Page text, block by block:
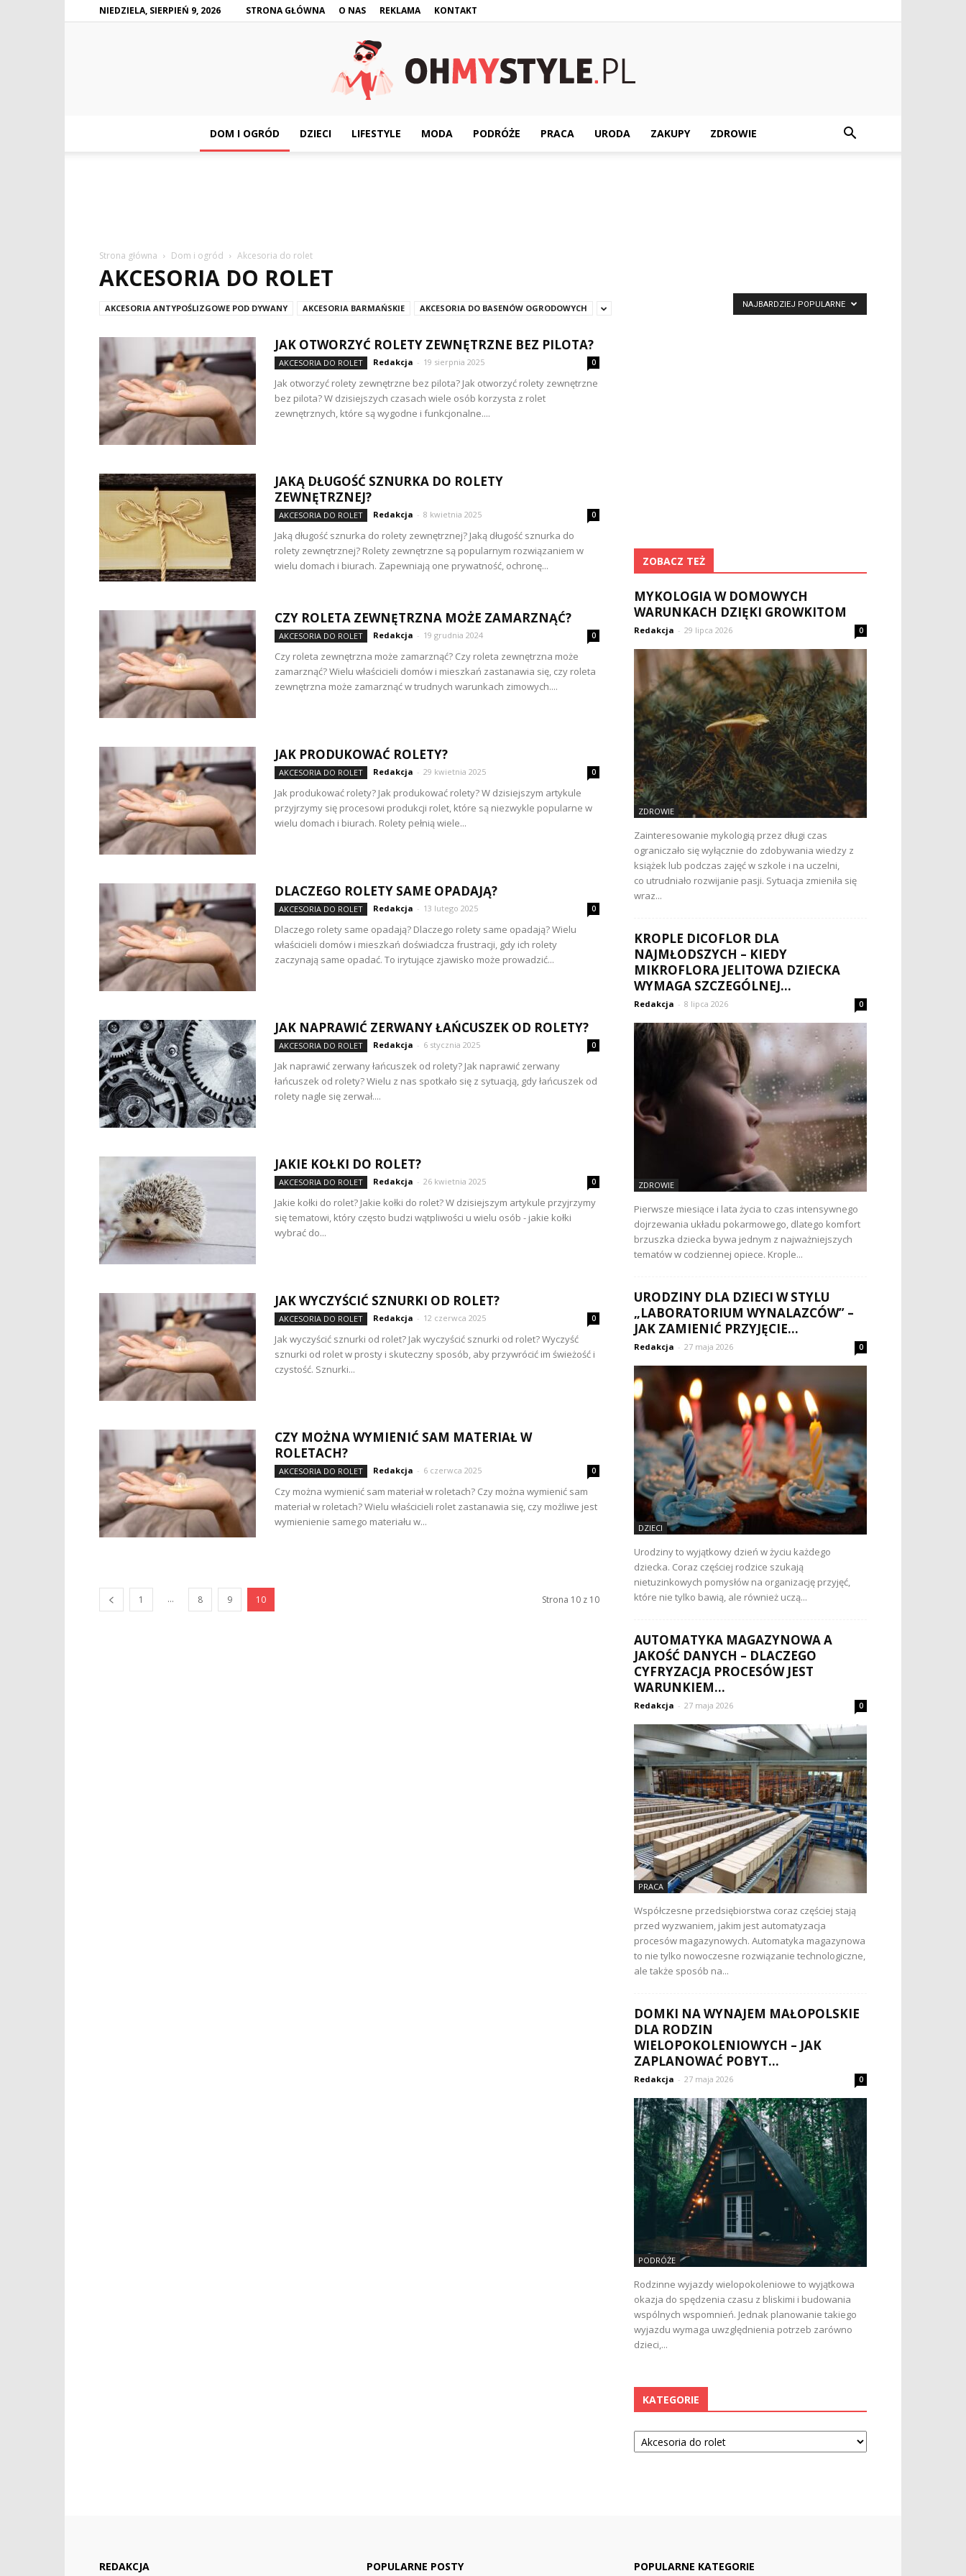
NIEDZIELA, SIERPIEŃ 9, 2026 STRONA GŁÓWNA O NAS REKLAMA KONTAKT
DOM I OGRÓD DZIECI LIFESTYLE MODA PODRÓŻE PRACA URODA ZAKUPY ZDROWIE
Strona główna Dom i ogród Akcesoria do rolet
AKCESORIA DO ROLET
AKCESORIA ANTYPOŚLIZGOWE POD DYWANY AKCESORIA BARMAŃSKIE AKCESORIA DO BASENÓW OGRODOWYCH NAJBARDZIEJ POPULARNE
JAK OTWORZYĆ ROLETY ZEWNĘTRZNE BEZ PILOTA?
AKCESORIA DO ROLET Redakcja - 19 sierpnia 2025 0
Jak otworzyć rolety zewnętrzne bez pilota? Jak otworzyć rolety zewnętrzne
bez pilota? W dzisiejszych czasach wiele osób korzysta z rolet
zewnętrznych, które są wygodne i funkcjonalne....
JAKĄ DŁUGOŚĆ SZNURKA DO ROLETY
ZEWNĘTRZNEJ?
AKCESORIA DO ROLET Redakcja - 8 kwietnia 2025 0
Jaką długość sznurka do rolety zewnętrznej? Jaką długość sznurka do
rolety zewnętrznej? Rolety zewnętrzne są popularnym rozwiązaniem w
wielu domach i biurach. Zapewniają one prywatność, ochronę...
CZY ROLETA ZEWNĘTRZNA MOŻE ZAMARZNĄĆ?
AKCESORIA DO ROLET Redakcja - 19 grudnia 2024 0
Czy roleta zewnętrzna może zamarznąć? Czy roleta zewnętrzna może
zamarznąć? Wielu właścicieli domów i mieszkań zastanawia się, czy roleta
zewnętrzna może zamarznąć w trudnych warunkach zimowych....
JAK PRODUKOWAĆ ROLETY?
AKCESORIA DO ROLET Redakcja - 29 kwietnia 2025 0
Jak produkować rolety? Jak produkować rolety? W dzisiejszym artykule
przyjrzymy się procesowi produkcji rolet, które są niezwykle popularne w
wielu domach i biurach. Rolety pełnią wiele...
DLACZEGO ROLETY SAME OPADAJĄ?
AKCESORIA DO ROLET Redakcja - 13 lutego 2025 0
Dlaczego rolety same opadają? Dlaczego rolety same opadają? Wielu
właścicieli domów i mieszkań doświadcza frustracji, gdy ich rolety
zaczynają same opadać. To irytujące zjawisko może prowadzić...
JAK NAPRAWIĆ ZERWANY ŁAŃCUSZEK OD ROLETY?
AKCESORIA DO ROLET Redakcja - 6 stycznia 2025 0
Jak naprawić zerwany łańcuszek od rolety? Jak naprawić zerwany
łańcuszek od rolety? Wielu z nas spotkało się z sytuacją, gdy łańcuszek od
rolety nagle się zerwał....
JAKIE KOŁKI DO ROLET?
AKCESORIA DO ROLET Redakcja - 26 kwietnia 2025 0
Jakie kołki do rolet? Jakie kołki do rolet? W dzisiejszym artykule przyjrzymy
się tematowi, który często budzi wątpliwości u wielu osób - jakie kołki
wybrać do...
JAK WYCZYŚCIĆ SZNURKI OD ROLET?
AKCESORIA DO ROLET Redakcja - 12 czerwca 2025 0
Jak wyczyścić sznurki od rolet? Jak wyczyścić sznurki od rolet? Wyczyść
sznurki od rolet w prosty i skuteczny sposób, aby przywrócić im świeżość i
czystość. Sznurki...
CZY MOŻNA WYMIENIĆ SAM MATERIAŁ W
ROLETACH?
AKCESORIA DO ROLET Redakcja - 6 czerwca 2025 0
Czy można wymienić sam materiał w roletach? Czy można wymienić sam
materiał w roletach? Wielu właścicieli rolet zastanawia się, czy możliwe jest
wymienienie samego materiału w...
1 ... 8 9 10 Strona 10 z 10
ZOBACZ TEŻ
MYKOLOGIA W DOMOWYCH
WARUNKACH DZIĘKI GROWKITOM
Redakcja - 29 lipca 2026 0
ZDROWIE
Zainteresowanie mykologią przez długi czas
ograniczało się wyłącznie do zdobywania wiedzy z
książek lub podczas zajęć w szkole i na uczelni,
co utrudniało rozwijanie pasji. Sytuacja zmieniła się
wraz...
KROPLE DICOFLOR DLA
NAJMŁODSZYCH – KIEDY
MIKROFLORA JELITOWA DZIECKA
WYMAGA SZCZEGÓLNEJ...
Redakcja - 8 lipca 2026 0
ZDROWIE
Pierwsze miesiące i lata życia to czas intensywnego
dojrzewania układu pokarmowego, dlatego komfort
brzuszka dziecka bywa jednym z najważniejszych
tematów w codziennej opiece. Krople...
URODZINY DLA DZIECI W STYLU
„LABORATORIUM WYNALAZCÓW” –
JAK ZAMIENIĆ PRZYJĘCIE...
Redakcja - 27 maja 2026 0
DZIECI
Urodziny to wyjątkowy dzień w życiu każdego
dziecka. Coraz częściej rodzice szukają
nietuzinkowych pomysłów na organizację przyjęć,
które nie tylko bawią, ale również uczą...
AUTOMATYKA MAGAZYNOWA A
JAKOŚĆ DANYCH – DLACZEGO
CYFRYZACJA PROCESÓW JEST
WARUNKIEM...
Redakcja - 27 maja 2026 0
PRACA
Współczesne przedsiębiorstwa coraz częściej stają
przed wyzwaniem, jakim jest automatyzacja
procesów magazynowych. Automatyka magazynowa
to nie tylko nowoczesne rozwiązanie technologiczne,
ale także sposób na...
DOMKI NA WYNAJEM MAŁOPOLSKIE
DLA RODZIN
WIELOPOKOLENIOWYCH – JAK
ZAPLANOWAĆ POBYT...
Redakcja - 27 maja 2026 0
PODRÓŻE
Rodzinne wyjazdy wielopokoleniowe to wyjątkowa
okazja do spędzenia czasu z bliskimi i budowania
wspólnych wspomnień. Jednak planowanie takiego
wyjazdu wymaga uwzględnienia potrzeb zarówno
dzieci,...
KATEGORIE
Kategorie
REDAKCJA POPULARNE POSTY POPULARNE KATEGORIE